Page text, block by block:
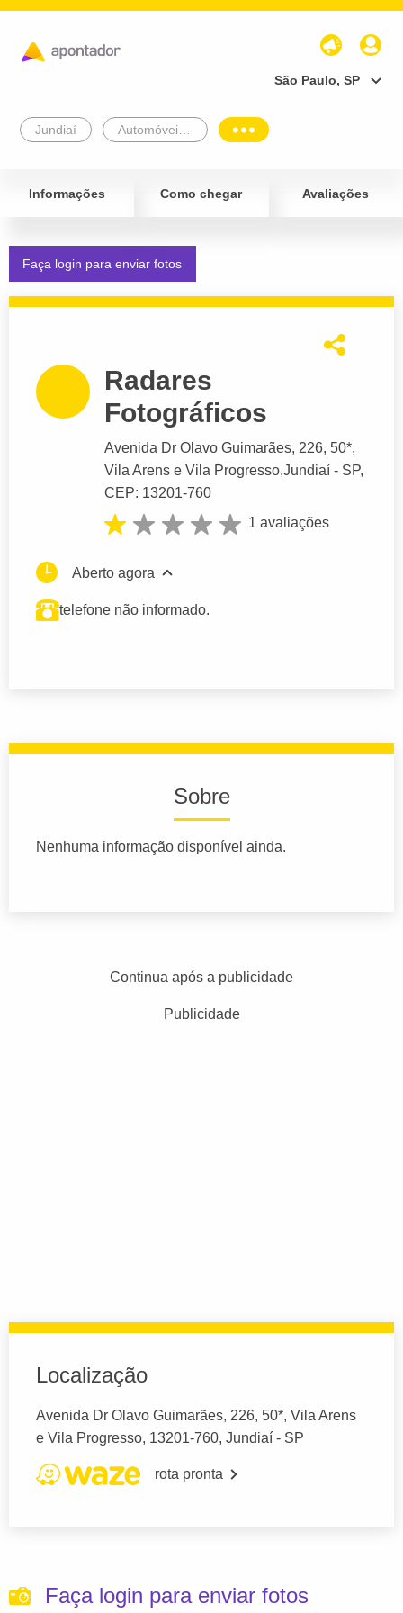
São Paulo, SP
Jundiaí
Informações Como chegar Avaliações
Faça login para enviar fotos
Radares
Fotográficos
Avenida Dr Olavo Guimarães, 226, 50*,
Vila Arens e Vila Progresso,Jundiaí - SP,
CEP: 13201-760
1 avaliações
Aberto agora
telefone não informado.
Sobre
Nenhuma informação disponível ainda.
Continua após a publicidade
Publicidade
Localização
Avenida Dr Olavo Guimarães, 226, 50*, Vila Arens
e Vila Progresso, 13201-760, Jundiaí - SP
rota pronta
Faça login para enviar fotos